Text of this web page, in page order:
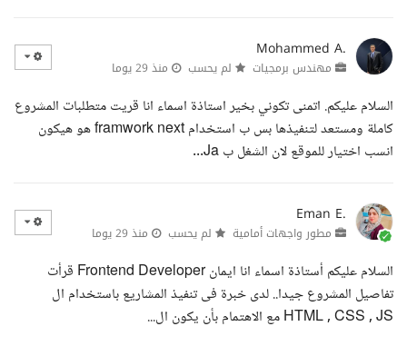
Mohammed A.
مهندس برمجيات لم يحسب منذ 29 يوما
السلام عليكم. اتمنى تكوني بخير استاذة اسماء انا قريت متطلبات المشروع
كاملة ومستعد لتنفيذها بس ب استخدام framwork next هو هيكون
انسب اختيار للموقع لان الشغل ب Ja...
Eman E.
مطور واجهات أمامية لم يحسب منذ 29 يوما
السلام عليكم أستاذة اسماء انا ايمان Frontend Developer قرأت
تفاصيل المشروع جيدا.. لدى خبرة فى تنفيذ المشاريع باستخدام ال
HTML , CSS , JS مع الاهتمام بأن يكون ال...